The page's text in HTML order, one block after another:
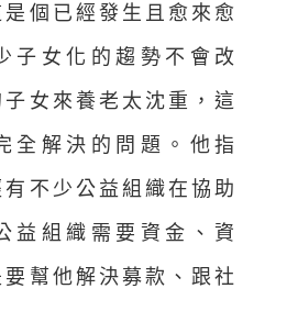
個已經發生且愈來愈
子女化的趨勢不會改
女來養老太沈重，這
全解決的問題。他指
不少公益組織在協助
益組織需要資金、資
幫他解決募款、跟社